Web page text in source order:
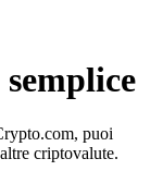
puoi
criptovalute.